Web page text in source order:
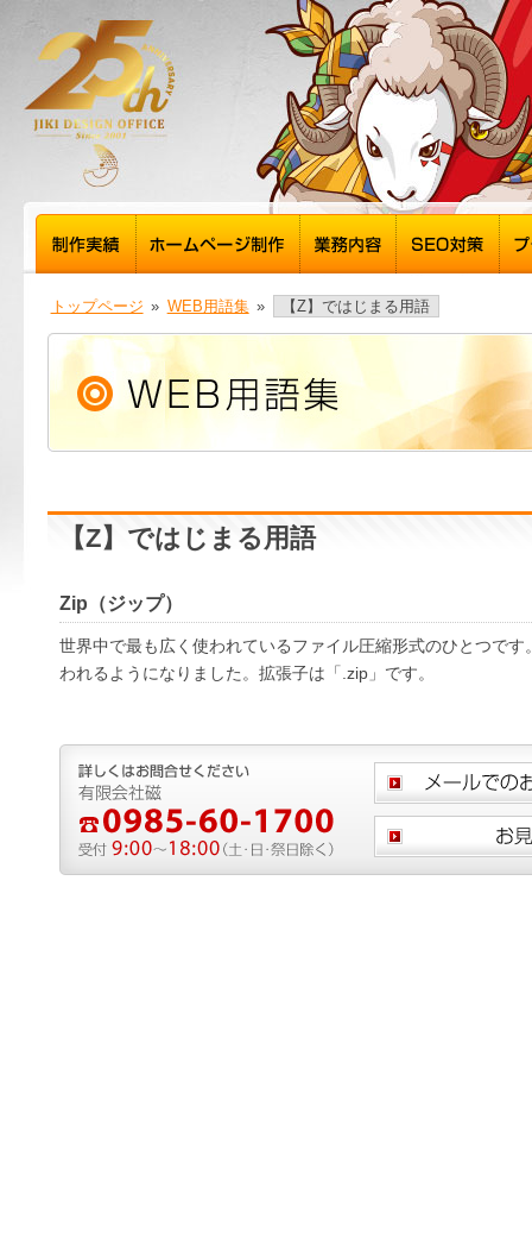
トップページ » WEB用語集 » 【Z】ではじまる用語
【Z】ではじまる用語
Zip（ジップ）
世界中で最も広く使われているファイル圧縮形式のひとつで
われるようになりました。拡張子は「.zip」です。